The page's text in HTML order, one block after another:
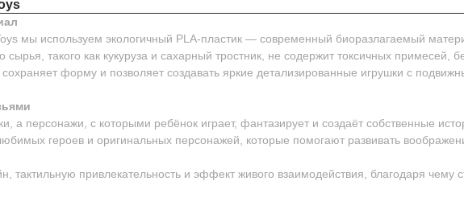
мы используем экологичный PLA-пластик — современный биоразлагаемый
сырья, такого как кукуруза и сахарный тростник, не содержит токсичных примесей,
форму и позволяет создавать яркие детализированные игрушки с
а персонажи, с которыми ребёнок играет, фантазирует и создаёт собственные
героев и оригинальных персонажей, которые помогают развивать
тактильную привлекательность и эффект живого взаимодействия, благодаря